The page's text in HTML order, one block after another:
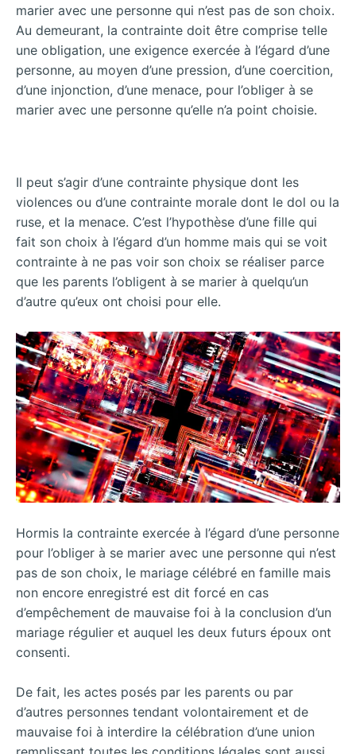
marier avec une personne qui n’est pas de son choix.
Au demeurant, la contrainte doit être comprise telle
une obligation, une exigence exercée à l’égard d’une
personne, au moyen d’une pression, d’une coercition,
d’une injonction, d’une menace, pour l’obliger à se
marier avec une personne qu’elle n’a point choisie.
Il peut s’agir d’une contrainte physique dont les
violences ou d’une contrainte morale dont le dol ou la
ruse, et la menace. C’est l’hypothèse d’une fille qui
fait son choix à l’égard d’un homme mais qui se voit
contrainte à ne pas voir son choix se réaliser parce
que les parents l’obligent à se marier à quelqu’un
d’autre qu’eux ont choisi pour elle.
Hormis la contrainte exercée à l’égard d’une personne
pour l’obliger à se marier avec une personne qui n’est
pas de son choix, le mariage célébré en famille mais
non encore enregistré est dit forcé en cas
d’empêchement de mauvaise foi à la conclusion d’un
mariage régulier et auquel les deux futurs époux ont
consenti.
De fait, les actes posés par les parents ou par
d’autres personnes tendant volontairement et de
mauvaise foi à interdire la célébration d’une union